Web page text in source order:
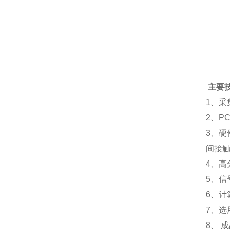
主要
1、采
2、
3、硬
间接
4、高
5、信
6、计
7、选
8、